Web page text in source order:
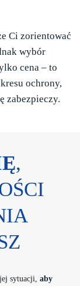
Ci zorientować
wybór
cena – to
ochrony,
zabezpieczy.
,
sytuacji, aby